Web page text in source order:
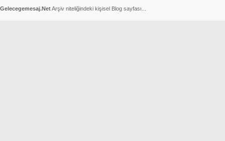
Gelecegemesaj.NetArşiv niteliğindeki kişisel Blog sayfası...